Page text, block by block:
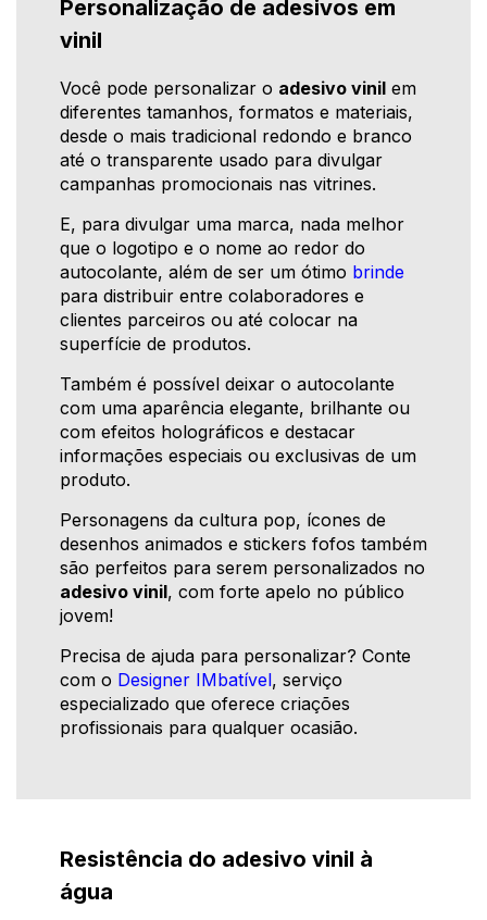
Personalização de adesivos em
vinil
Você pode personalizar o adesivo vinil em
diferentes tamanhos, formatos e materiais,
desde o mais tradicional redondo e branco
até o transparente usado para divulgar
campanhas promocionais nas vitrines.
E, para divulgar uma marca, nada melhor
que o logotipo e o nome ao redor do
autocolante, além de ser um ótimo brinde
para distribuir entre colaboradores e
clientes parceiros ou até colocar na
superfície de produtos.
Também é possível deixar o autocolante
com uma aparência elegante, brilhante ou
com efeitos holográficos e destacar
informações especiais ou exclusivas de um
produto.
Personagens da cultura pop, ícones de
desenhos animados e stickers fofos também
são perfeitos para serem personalizados no
adesivo vinil, com forte apelo no público
jovem!
Precisa de ajuda para personalizar? Conte
com o Designer IMbatível, serviço
especializado que oferece criações
profissionais para qualquer ocasião.
Resistência do adesivo vinil à
água